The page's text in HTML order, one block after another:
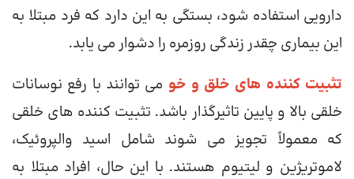
دارویی استفاده شود، بستگی به این دارد که فرد مبتلا به
این بیماری چقدر زندگی روزمره را دشوار می یابد.
تثبیت کننده های خلق و خو می توانند با رفع نوسانات
خلقی بالا و پایین تاثیرگذار باشد. تثبیت کننده های خلقی
که معمولاً تجویز می شوند شامل اسید والپروئیک،
لاموتریژین و لیتیوم هستند. با این حال، افراد مبتلا به